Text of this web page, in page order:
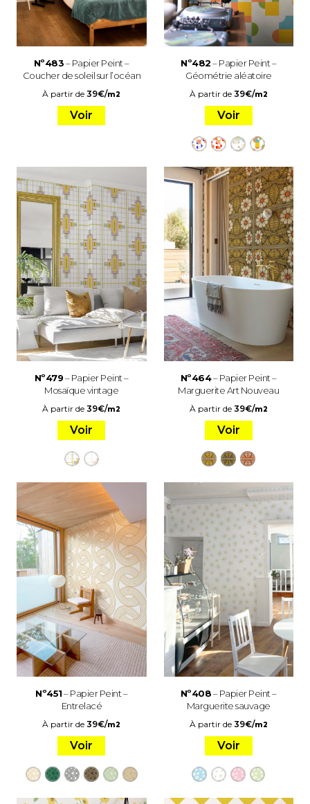
Nº483– Papier Peint –
Coucher de soleil sur l’océan
À partir de39€/m2
Voir
Nº482– Papier Peint –
Géométrie aléatoire
À partir de 39€/m2
Voir
Nº479– Papier Peint –
Mosaïque vintage
À partir de39€/m2
Voir
Nº464– Papier Peint –
Marguerite Art Nouveau
À partir de 39€/m2
Voir
Nº451– Papier Peint –
Entrelacé
À partir de39€/m2
Voir
Nº408– Papier Peint –
Marguerite sauvage
À partir de 39€/m2
Voir